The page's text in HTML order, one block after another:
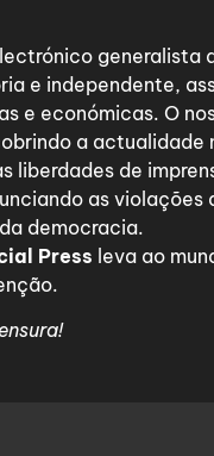
generalista
e independente,
e económicas. O
a actualidade
liberdades de
as violações
democracia.
Press leva ao